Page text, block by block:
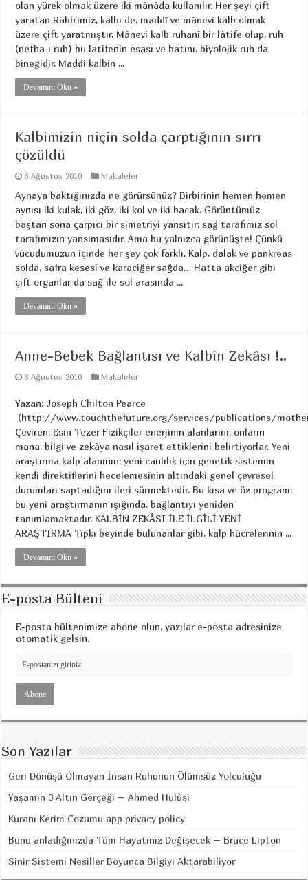
olan yürek olmak üzere iki mânâda kullanılır. Her şeyi çift
yaratan Rabb’imiz, kalbi de, maddî ve mânevî kalb olmak
üzere çift yaratmıştır. Mânevî kalb ruhanî bir lâtife olup, ruh
(nefha-ı ruh) bu latifenin esası ve batını, biyolojik ruh da
bineğidir. Maddî kalbin ...
Devamını Oku »
Kalbimizin niçin solda çarptığının sırrı
çözüldü
8 Ağustos 2010 Makaleler
Aynaya baktığınızda ne görürsünüz? Birbirinin hemen hemen
aynısı iki kulak, iki göz, iki kol ve iki bacak. Görüntümüz
baştan sona çarpıcı bir simetriyi yansıtır; sağ tarafımız sol
tarafımızın yansımasıdır. Ama bu yalnızca görünüşte! Çünkü
vücudumuzun içinde her şey çok farklı. Kalp, dalak ve pankreas
solda, safra kesesi ve karaciğer sağda… Hatta akciğer gibi
çift organlar da sağ ile sol arasında ...
Devamını Oku »
Anne-Bebek Bağlantısı ve Kalbin Zekâsı !..
8 Ağustos 2010 Makaleler
Yazan: Joseph Chilton Pearce
(http://www.touchthefuture.org/services/publications/
Çeviren: Esin Tezer Fizikçiler enerjinin alanlarını; onların
mana, bilgi ve zekâya nasıl işaret ettiklerini belirtiyorlar. Yeni
araştırma kalp alanının; yeni canlılık için genetik sistemin
kendi direktiflerini hecelemesinin altındaki genel çevresel
durumları saptadığını ileri sürmektedir. Bu kısa ve öz program;
bu yeni araştırmanın ışığında, bağlantıyı yeniden
tanımlamaktadır. KALBİN ZEKÂSI İLE İLGİLİ YENİ
ARAŞTIRMA Tıpkı beyinde bulunanlar gibi, kalp hücrelerinin ...
Devamını Oku »
E-posta Bülteni
E-posta bültenimize abone olun, yazılar e-posta adresinize
otomatik gelsin.
Son Yazılar
Geri Dönüşü Olmayan İnsan Ruhunun Ölümsüz Yolculuğu
Yaşamın 3 Altın Gerçeği – Ahmed Hulûsi
Kuranı Kerim Cozumu app privacy policy
Bunu anladığınızda Tüm Hayatınız Değişecek – Bruce Lipton
Sinir Sistemi Nesiller Boyunca Bilgiyi Aktarabiliyor